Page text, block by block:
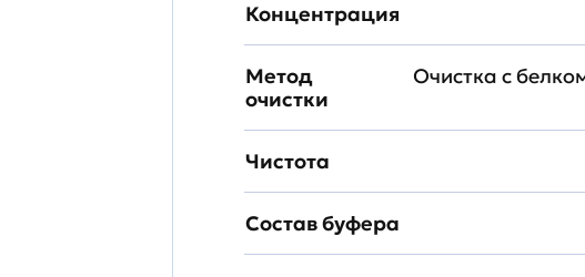
Концентрация
Метод
очистки
Очистка с
Чистота
Состав буфера